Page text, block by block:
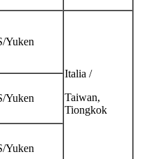
Yuken
Italia /
Taiwan,
Tiongkok
Yuken
Yuken